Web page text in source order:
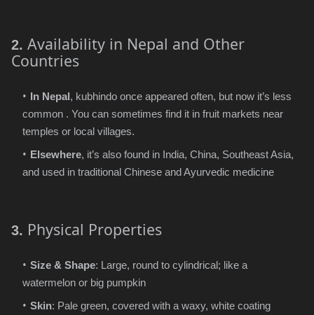
2. Availability in Nepal and Other
Countries
In Nepal, kubhindo once appeared often, but now it’s less
common . You can sometimes find it in fruit markets near
temples or local villages.
Elsewhere, it’s also found in India, China, Southeast Asia,
and used in traditional Chinese and Ayurvedic medicine
3. Physical Properties
Size & Shape: Large, round to cylindrical; like a
watermelon or big pumpkin
Skin: Pale green, covered with a waxy, white coating